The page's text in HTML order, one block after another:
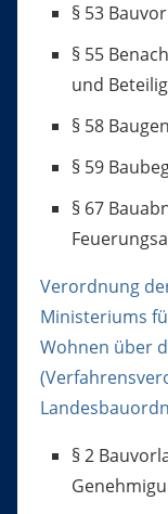
§ 53
§ 55
und
§ 58
§ 59
§ 67
Verordnung
Ministeriums
Wohnen über
§ 2